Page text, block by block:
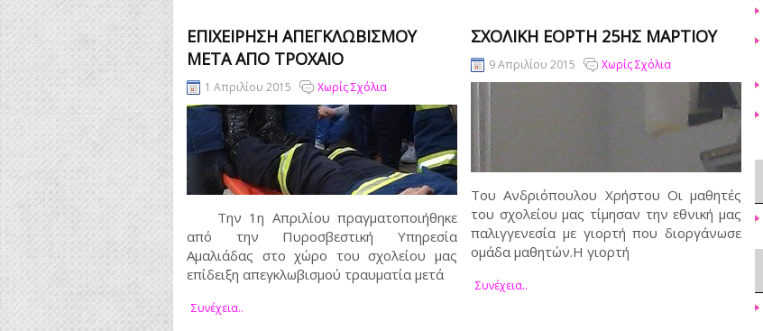
ΕΠΙΧΕΊΡΗΣΗ ΑΠΕΓΚΛΩΒΙΣΜΟΎ
ΜΕΤΆ ΑΠΌ ΤΡΟΧΑΊΟ
1 Απριλίου 2015 Χωρίς Σχόλια
Την 1η Απριλίου πραγματοποιήθηκε
από την Πυροσβεστική Υπηρεσία
Αμαλιάδας στο χώρο του σχολείου μας
επίδειξη απεγκλωβισμού τραυματία μετά
Συνέχεια..
ΣΧΟΛΙΚΗ ΕΟΡΤΗ 25ΗΣ ΜΑΡΤΙΟΥ
9 Απριλίου 2015 Χωρίς Σχόλια
Του Ανδριόπουλου Χρήστου Οι μαθητές
του σχολείου μας τίμησαν την εθνική μας
παλιγγενεσία με γιορτή που διοργάνωσε
ομάδα μαθητών.Η γιορτή
Συνέχεια..